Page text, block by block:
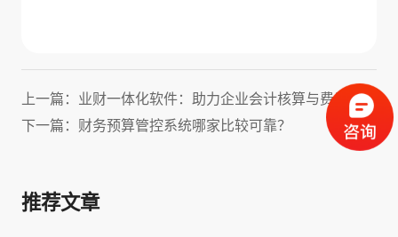
上一篇：业财一体化软件：助力企业会计核算与费用高效管理！
下一篇：财务预算管控系统哪家比较可靠？
推荐文章